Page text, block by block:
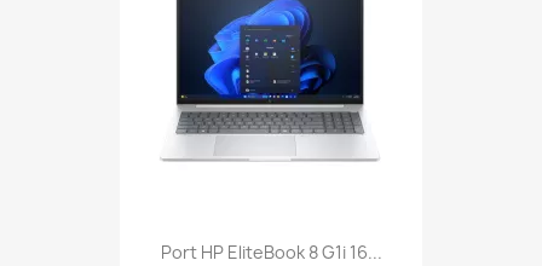
Port HP EliteBook 8 G1i 16...